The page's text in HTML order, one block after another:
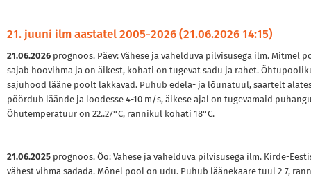
21. juuni ilm aastatel 2005-2026 (21.06.2026 14:15)
21.06.2026 prognoos. Päev: Vähese ja vahelduva pilvisusega ilm. Mitmel
sajab hoovihma ja on äikest, kohati on tugevat sadu ja rahet.
sajuhood lääne poolt lakkavad. Puhub edela- ja lõunatuul, saartelt
pöördub läände ja loodesse 4-10 m/s, äikese ajal on tugevamaid
Õhutemperatuur on 22..27°C, rannikul kohati 18°C.
21.06.2025 prognoos. Öö: Vähese ja vahelduva pilvisusega ilm. Kirde-
vähest vihma sadada. Mõnel pool on udu. Puhub läänekaare tuul 2-7,